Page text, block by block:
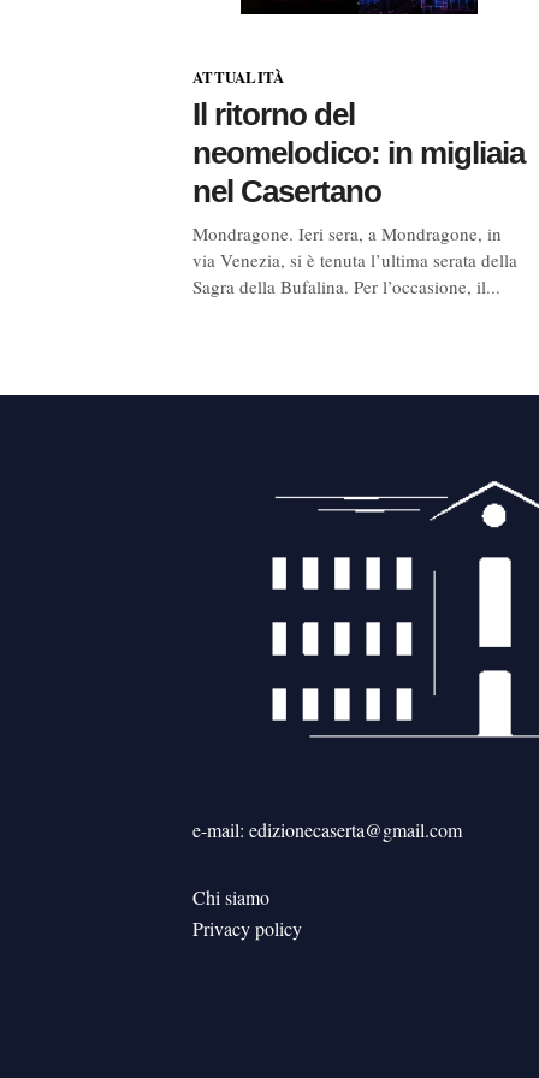
ATTUALITÀ
Il ritorno del
neomelodico: in migliaia
nel Casertano
Mondragone. Ieri sera, a Mondragone, in
via Venezia, si è tenuta l’ultima serata della
Sagra della Bufalina. Per l’occasione, il...
e-mail: edizionecaserta@gmail.com
Chi siamo
Privacy policy